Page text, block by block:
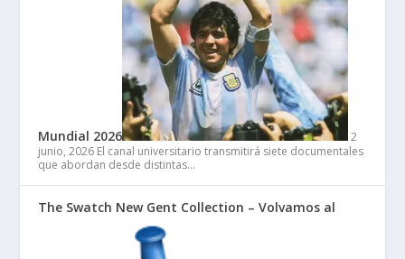
Mundial 2026
2
junio, 2026 El canal universitario transmitirá siete documentales
que abordan desde distintas…
The Swatch New Gent Collection – Volvamos al